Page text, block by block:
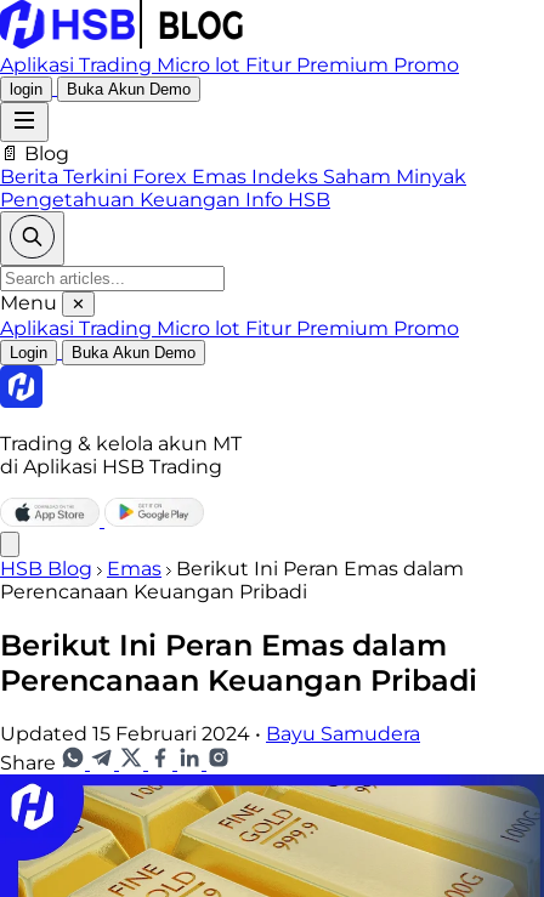
Aplikasi Trading Micro lot Fitur Premium Promo
login Buka Akun Demo
📄 Blog
Berita Terkini Forex Emas Indeks Saham Minyak
Pengetahuan Keuangan Info HSB
Menu ✕
Aplikasi Trading Micro lot Fitur Premium Promo
Login Buka Akun Demo
Trading & kelola akun MT
di Aplikasi HSB Trading
HSB Blog Emas
Berikut Ini Peran Emas dalam
Perencanaan Keuangan Pribadi
Berikut Ini Peran Emas dalam
Perencanaan Keuangan Pribadi
Updated 15 Februari 2024 • Bayu Samudera
Share